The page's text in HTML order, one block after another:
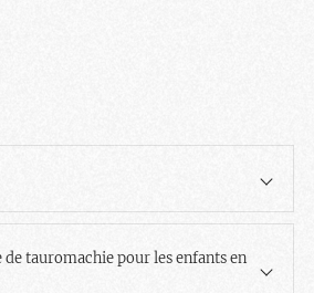
tauromachie pour les enfants en